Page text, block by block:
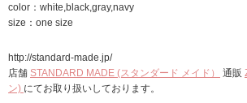
color：white,black,gray,navy
size：one size
http://standard-made.jp/
店舗 STANDARD MADE (スタンダード メイド） 通販
ン) にてお取り扱いしております。